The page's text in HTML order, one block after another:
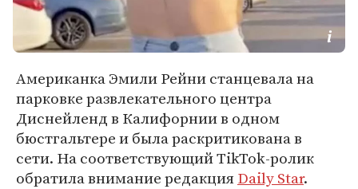
Американка Эмили Рейни станцевала на
парковке развлекательного центра
Диснейленд в Калифорнии в одном
бюстгальтере и была раскритикована в
сети. На соответствующий TikTok-ролик
обратила внимание редакцияDaily Star.